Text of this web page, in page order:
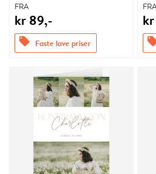
FRA
kr 89,-
offers Faste lave priser